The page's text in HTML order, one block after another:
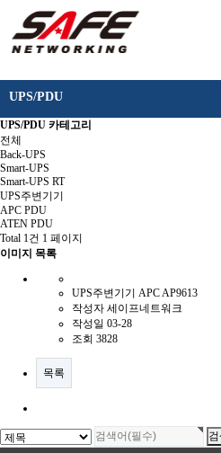
UPS/PDU
UPS/PDU 카테고리
전체
Back-UPS
Smart-UPS
Smart-UPS RT
UPS주변기기
APC PDU
ATEN PDU
Total 1건 1 페이지
이미지 목록
UPS주변기기 APC AP9613
작성자 세이프네트워크
작성일 03-28
조회 3828
목록